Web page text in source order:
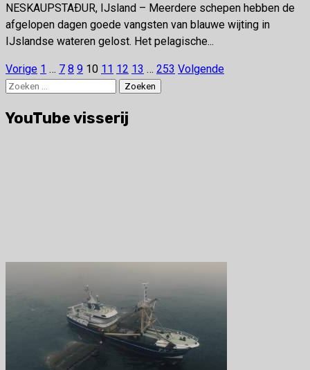
NESKAUPSTAÐUR, IJsland – Meerdere schepen hebben de
afgelopen dagen goede vangsten van blauwe wijting in
IJslandse wateren gelost. Het pelagische...
Berichten
paginering
Vorige 1 … 7 8 9 10 11 12 13 … 253 Volgende
Zoeken
YouTube visserij